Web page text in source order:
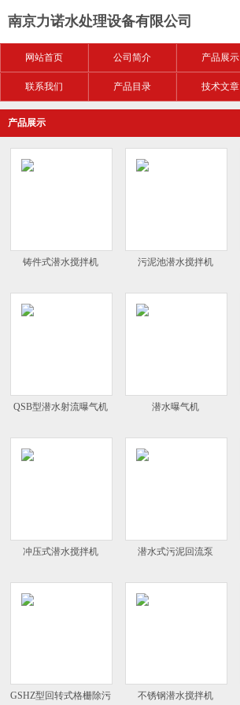
南京力诺水处理设备有限公司
网站首页 公司简介 产品展示
联系我们 产品目录 技术文章
产品展示
铸件式潜水搅拌机 污泥池潜水搅拌机
QSB型潜水射流曝气机 潜水曝气机
冲压式潜水搅拌机 潜水式污泥回流泵
GSHZ型回转式格栅除污 不锈钢潜水搅拌机